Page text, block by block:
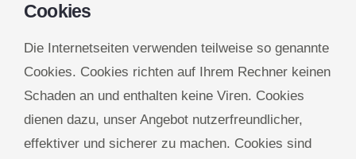
Cookies
Die Internetseiten verwenden teilweise so genannte
Cookies. Cookies richten auf Ihrem Rechner keinen
Schaden an und enthalten keine Viren. Cookies
dienen dazu, unser Angebot nutzerfreundlicher,
effektiver und sicherer zu machen. Cookies sind